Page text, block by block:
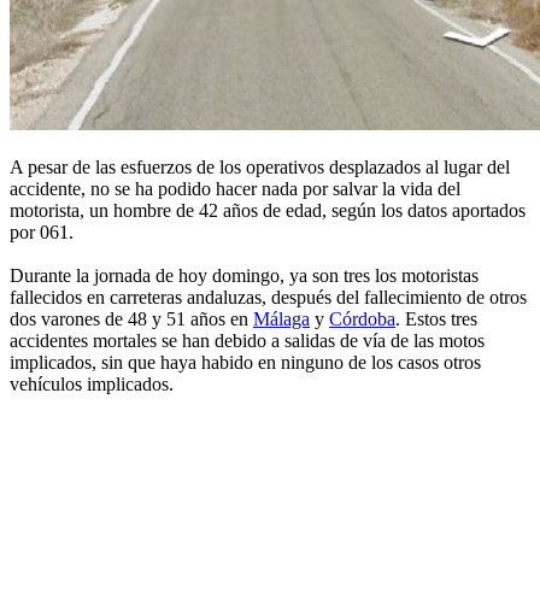
A pesar de las esfuerzos de los operativos desplazados al lugar del
accidente, no se ha podido hacer nada por salvar la vida del
motorista, un hombre de 42 años de edad, según los datos aportados
por 061.
Durante la jornada de hoy domingo, ya son tres los motoristas
fallecidos en carreteras andaluzas, después del fallecimiento de otros
dos varones de 48 y 51 años en Málaga y Córdoba. Estos tres
accidentes mortales se han debido a salidas de vía de las motos
implicados, sin que haya habido en ninguno de los casos otros
vehículos implicados.